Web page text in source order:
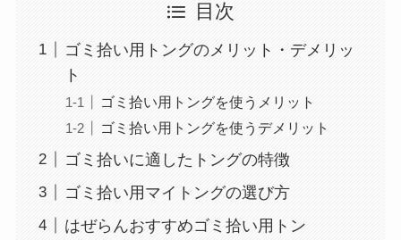
目次
ゴミ拾い用トングのメリット・デメリッ
ト
ゴミ拾い用トングを使うメリット
ゴミ拾い用トングを使うデメリット
ゴミ拾いに適したトングの特徴
ゴミ拾い用マイトングの選び方
はぜらんおすすめゴミ拾い用トン